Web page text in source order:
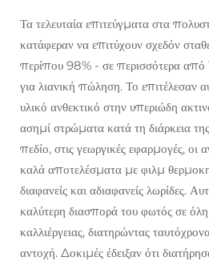
Τα τελευταία επιτεύγματα στα
κατάφεραν να επιτύχουν σχεδόν
περίπου 98% - σε περισσότερα
για λιανική πώληση. Το επιτέλεσαν
υλικό ανθεκτικό στην υπεριώδη
ασημί στρώματα κατά τη διάρκεια
πεδίο, στις γεωργικές εφαρμογές, οι
καλά αποτελέσματα με φιλμ
διαφανείς και αδιαφανείς λωρίδες.
καλύτερη διασπορά του φωτός σε
καλλιέργειας, διατηρώντας
αντοχή. Δοκιμές έδειξαν ότι